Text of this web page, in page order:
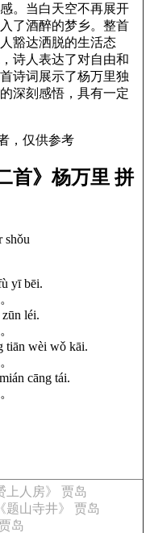
。当白天空不再展开
了酒醉的梦乡。整首
豁达洒脱的生活态
诗人表达了对自由和
诗词展示了杨万里独
深刻感悟，具有一定
，仅供参考
首》杨万里 拼
shǒu
yī bēi.
léi.
tiān wèi wǒ kāi.
cāng tái.
上人房》 贾岛
《题山寺井》 贾岛
岛